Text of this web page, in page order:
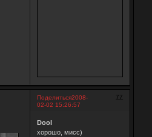
Поделиться 77
2008-
02-02 15:26:57
Dool
хорошо, мисс)